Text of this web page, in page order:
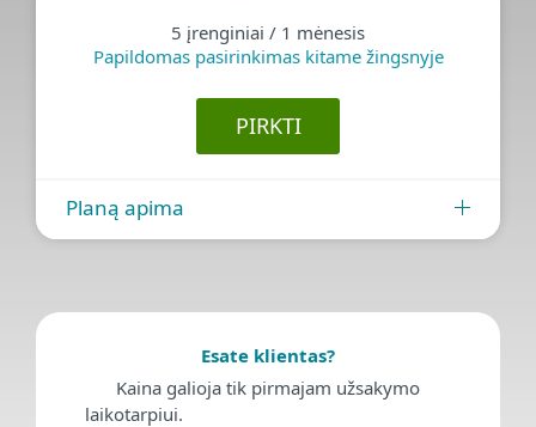
5 įrenginiai / 1 mėnesis
Papildomas pasirinkimas kitame žingsnyje
PIRKTI
Planą apima
Esate klientas?
Kaina galioja tik pirmajam užsakymo
laikotarpiui.